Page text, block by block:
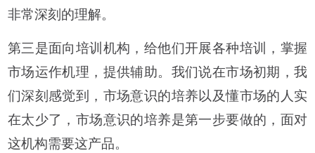
非常深刻的理解。
第三是面向培训机构，给他们开展各种培训，掌握
市场运作机理，提供辅助。我们说在市场初期，我
们深刻感觉到，市场意识的培养以及懂市场的人实
在太少了，市场意识的培养是第一步要做的，面对
这机构需要这产品。